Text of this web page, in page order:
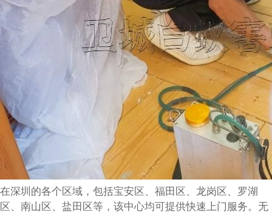
在深圳的各个区域，包括宝安区、福田区、龙岗区、罗湖
区、南山区、盐田区等，该中心均可提供快速上门服务。无